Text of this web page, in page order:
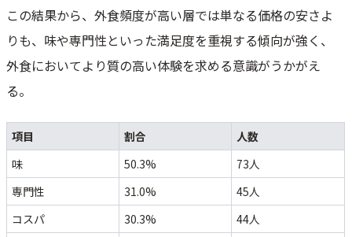
この結果から、外食頻度が高い層では単なる価格の安さよ
りも、味や専門性といった満足度を重視する傾向が強く、
外食においてより質の高い体験を求める意識がうかがえ
る。
項目 割合
人数
味
50.3%
73人
専門性
31.0%
45人
コスパ
30.3%
44人